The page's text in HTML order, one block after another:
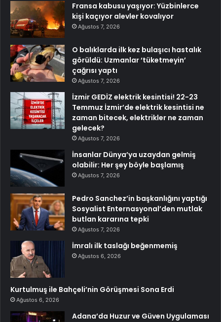
Fransa kabusu yaşıyor: Yüzbinlerce
kişi kaçıyor alevler kovalıyor
Ağustos 7, 2026
O balıklarda ilk kez bulaşıcı hastalık
görüldü: Uzmanlar ‘tüketmeyin’
çağrısı yaptı
Ağustos 7, 2026
İzmir GEDİZ elektrik kesintisi! 22-23
Temmuz İzmir’de elektrik kesintisi ne
zaman bitecek, elektrikler ne zaman
gelecek?
Ağustos 7, 2026
İnsanlar Dünya’ya uzaydan gelmiş
olabilir: Her şey böyle başlamış
Ağustos 7, 2026
Pedro Sanchez’in başkanlığını yaptığı
Sosyalist Enternasyonal’den mutlak
butlan kararına tepki
Ağustos 7, 2026
İmralı ilk taslağı beğenmemiş
Ağustos 6, 2026
Kurtulmuş ile Bahçeli’nin Görüşmesi Sona Erdi
Ağustos 6, 2026
Adana’da Huzur ve Güven Uygulaması